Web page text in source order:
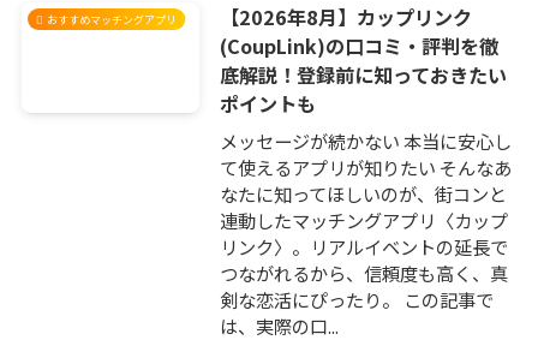
おすすめマッチングアプリ
【2026年8月】カップリンク
(CoupLink)の口コミ・評判を徹
底解説！登録前に知っておきたい
ポイントも
メッセージが続かない 本当に安心し
て使えるアプリが知りたい そんなあ
なたに知ってほしいのが、街コンと
連動したマッチングアプリ〈カップ
リンク〉。リアルイベントの延長で
つながれるから、信頼度も高く、真
剣な恋活にぴったり。 この記事で
は、実際の口...